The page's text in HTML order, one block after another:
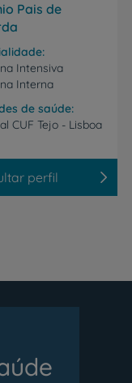
Pais de
Intensiva
Interna
de saúde
CUF Tejo - Lisboa
perfil